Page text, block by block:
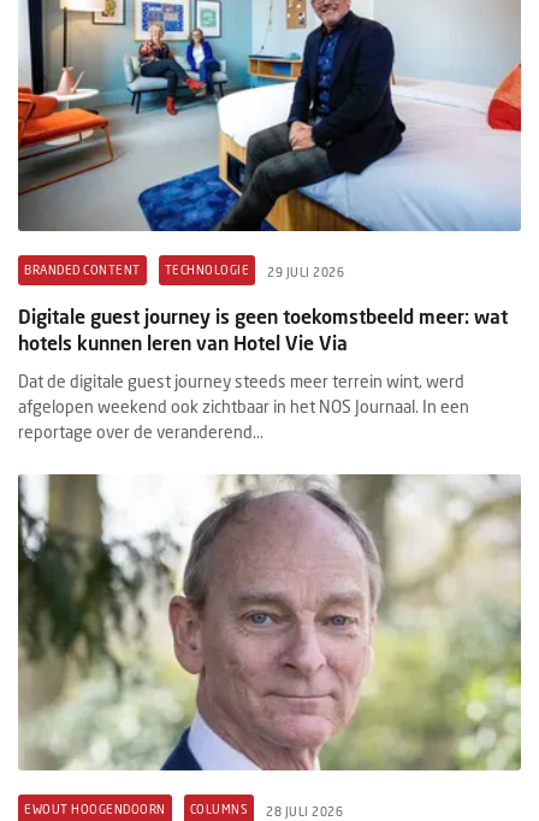
BRANDED CONTENT TECHNOLOGIE 29 JULI 2026
Digitale guest journey is geen toekomstbeeld meer: wat
hotels kunnen leren van Hotel Vie Via
Dat de digitale guest journey steeds meer terrein wint, werd
afgelopen weekend ook zichtbaar in het NOS Journaal. In een
reportage over de veranderend...
EWOUT HOOGENDOORN COLUMNS 28 JULI 2026